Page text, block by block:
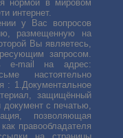
нормой в мировом
интернет.
у Вас вопросов
размещенную на
Вы являетесь,
запросом.
е-mail на адрес:
настоятельно
: 1.Документальное
защищённый
документ с печатью,
позволяющая
правообладателя